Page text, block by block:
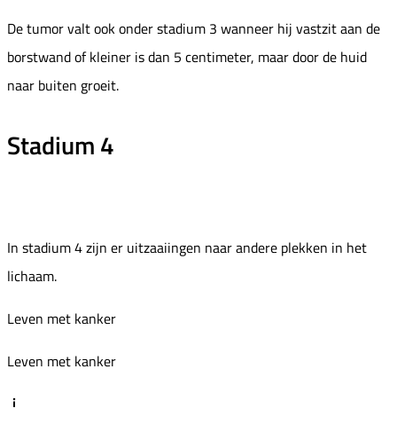
De tumor valt ook onder stadium 3 wanneer hij vastzit aan de
borstwand of kleiner is dan 5 centimeter, maar door de huid
naar buiten groeit.
Stadium 4
In stadium 4 zijn er uitzaaiingen naar andere plekken in het
lichaam.
Leven met kanker
Leven met kanker